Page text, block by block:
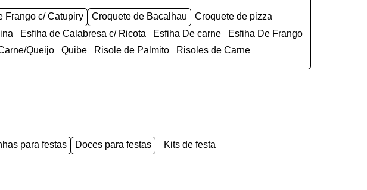
Frango c/ Catupiry Croquete de Bacalhau
Croquete de pizza
Esfiha de Calabresa c/ Ricota Esfiha De carne
Esfiha De Frango
Queijo Quibe Risole de Palmito Risoles de Carne
para festas doces para festas kits de festa